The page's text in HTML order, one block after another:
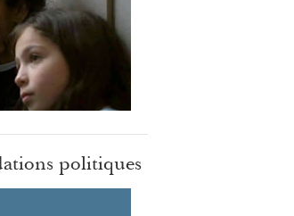
politiques